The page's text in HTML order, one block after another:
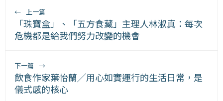
← 上一篇
「珠寶盒」、「五方食藏」主理人林淑真：每次
危機都是給我們努力改變的機會
下一篇 →
飲食作家葉怡蘭╱用心如實運行的生活日常，是
儀式感的核心